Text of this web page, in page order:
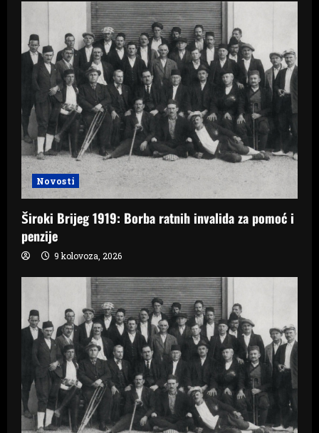
Novosti
Široki Brijeg 1919: Borba ratnih invalida za pomoć i
penzije
9 kolovoza, 2026